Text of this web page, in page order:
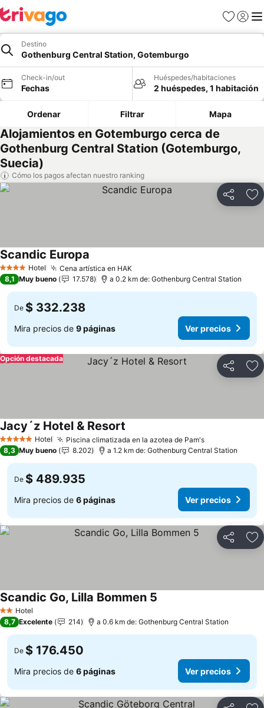
Favoritos
Iniciar
Destino
Gothenburg Central Station, Gotemburgo
Check-in/out
Fechas
Huéspedes/habitaciones
2 huéspedes, 1 habitación
Ordenar Filtrar Mapa
Alojamientos en Gotemburgo cerca de
Gothenburg Central Station (Gotemburgo,
Suecia)
Cómo los pagos afectan nuestro ranking
Compartir
4 EstrellasHotel Cena artística en HAKVer precios
Scandic Europa
8,1 Muy bueno 17.578 a 0.2 km de: Gothenburg Central Station
De $ 332.238
Mira precios de 9 páginas Ver precios
Compartir
Opción destacada
5 Estrellas Hotel Piscina climatizada en la azotea de Pam'sVer precios
Jacy´z Hotel & Resort
8,3 Muy bueno 8.202 a 1.2 km de: Gothenburg Central Station
De $ 489.935
Mira precios de 6 páginas Ver precios
Compartir
2 Estrellas
Hotel
Scandic Go, Lilla Bommen 5
8,7 Excelente 214 a 0.6 km de: Gothenburg Central Station
De $ 176.450
Mira precios de 6 páginas Ver precios